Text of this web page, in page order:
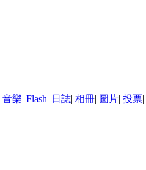
音樂| Flash| 日誌| 相冊| 圖片| 投票|